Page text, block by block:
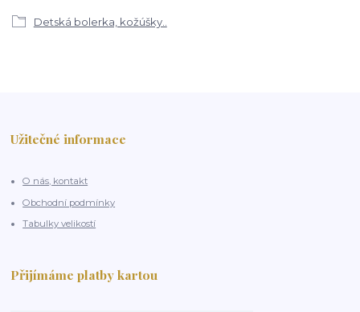
Detská bolerka, kožúšky..
Užitečné informace
O nás, kontakt
Obchodní podmínky
Tabulky velikostí
Přijímáme platby kartou